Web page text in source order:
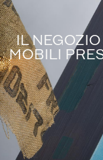
IL
MOBILI